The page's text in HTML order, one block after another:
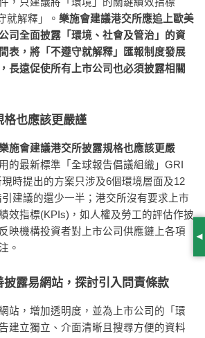
，只建議將「環境」的關鍵績效指標
就解釋」。 樂施會建議港交所應追上歐美
司全面披露「環境、社會及管治」的資
表，將「不遵守就解釋」匯報制度發展
長遠促使所有上市公司也必須披露相關
格也應該更嚴謹
施會建議港交所披露規格也應該更嚴
的最新標準「全球報告倡議組織」GRI
時提出的方案只涉及6個環境層面及12
建議的還少一半；港交所沒有要求上市
效指標(KPIs)，如人權及勞工的評估作披
映機構投資者對上市公司供應鏈上各項
。
披露易網站，探討引入問責條款
站，增加透明度，並為上市公司的「環
建立獨立、介面清晰且搜尋方便的資料